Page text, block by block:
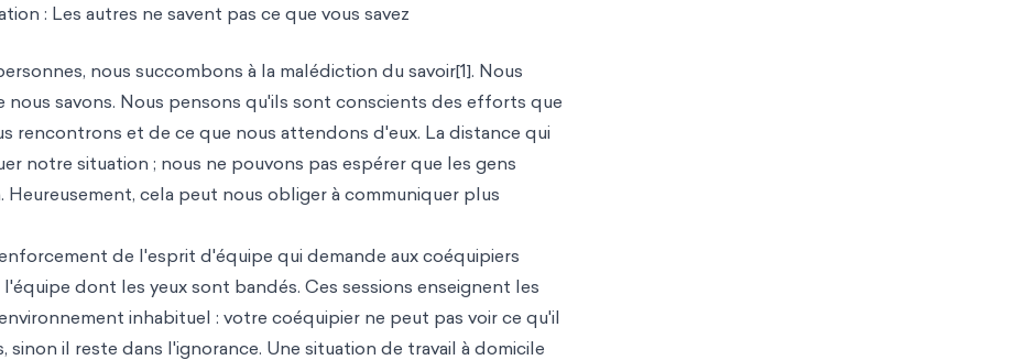
: Les autres ne savent pas ce que vous savez
nous succombons à la malédiction du savoir[1]. Nous
nous savons. Nous pensons qu'ils sont conscients des efforts que
rencontrons et de ce que nous attendons d'eux. La distance qui
notre situation ; nous ne pouvons pas espérer que les gens
Heureusement, cela peut nous obliger à communiquer plus
de l'esprit d'équipe qui demande aux coéquipiers
dont les yeux sont bandés. Ces sessions enseignent les
inhabituel : votre coéquipier ne peut pas voir ce qu'il
sinon il reste dans l'ignorance. Une situation de travail à domicile